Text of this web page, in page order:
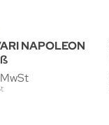
NAPOLEON